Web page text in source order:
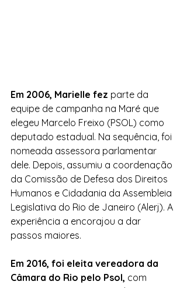
Em 2006, Marielle fez parte da
equipe de campanha na Maré que
elegeu Marcelo Freixo (PSOL) como
deputado estadual. Na sequência, foi
nomeada assessora parlamentar
dele. Depois, assumiu a coordenação
da Comissão de Defesa dos Direitos
Humanos e Cidadania da Assembleia
Legislativa do Rio de Janeiro (Alerj). A
experiência a encorajou a dar
passos maiores.
Em 2016, foi eleita vereadora da
Câmara do Rio pelo Psol, com